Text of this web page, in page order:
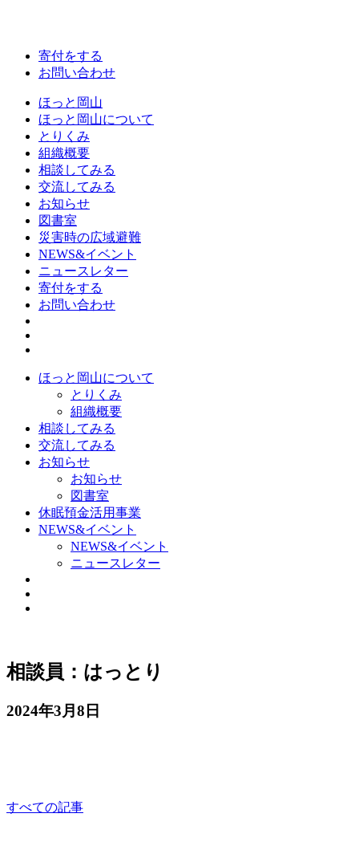
寄付をする
お問い合わせ
ほっと岡山
ほっと岡山について
とりくみ
組織概要
相談してみる
交流してみる
お知らせ
図書室
災害時の広域避難
NEWS&イベント
ニュースレター
寄付をする
お問い合わせ
ほっと岡山について
とりくみ
組織概要
相談してみる
交流してみる
お知らせ
お知らせ
図書室
休眠預金活用事業
NEWS&イベント
NEWS&イベント
ニュースレター
相談員：はっとり
2024年3月8日
すべての記事